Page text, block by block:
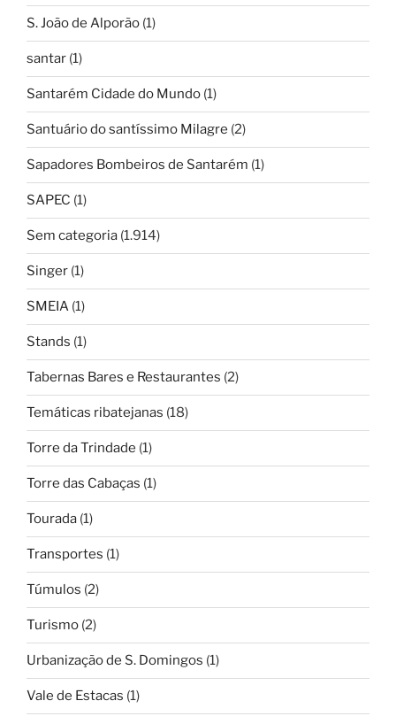
S. João de Alporão (1)
santar (1)
Santarém Cidade do Mundo (1)
Santuário do santíssimo Milagre (2)
Sapadores Bombeiros de Santarém (1)
SAPEC (1)
Sem categoria (1.914)
Singer (1)
SMEIA (1)
Stands (1)
Tabernas Bares e Restaurantes (2)
Temáticas ribatejanas (18)
Torre da Trindade (1)
Torre das Cabaças (1)
Tourada (1)
Transportes (1)
Túmulos (2)
Turismo (2)
Urbanização de S. Domingos (1)
Vale de Estacas (1)